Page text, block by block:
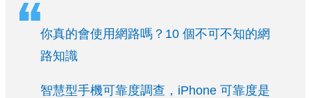
你真的會使用網路嗎？10 個不可不知的網
路知識
智慧型手機可靠度調查，iPhone 可靠度是